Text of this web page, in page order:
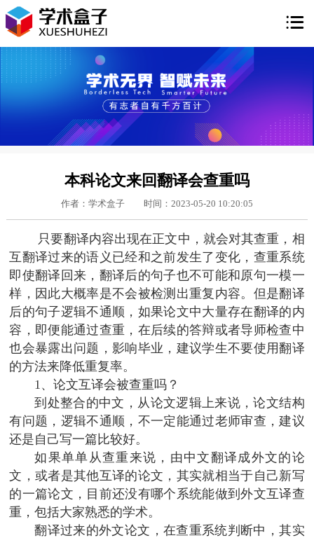

本科论文来回翻译会查重吗
作者：学术盒子 时间：2023-05-20 10:20:05
只要翻译内容出现在正文中，就会对其查重，相
互翻译过来的语义已经和之前发生了变化，查重系统
即使翻译回来，翻译后的句子也不可能和原句一模一
样，因此大概率是不会被检测出重复内容。但是翻译
后的句子逻辑不通顺，如果论文中大量存在翻译的内
容，即便能通过查重，在后续的答辩或者导师检查中
也会暴露出问题，影响毕业，建议学生不要使用翻译
的方法来降低重复率。
1、论文互译会被查重吗？
到处整合的中文，从论文逻辑上来说，论文结构
有问题，逻辑不通顺，不一定能通过老师审查，建议
还是自己写一篇比较好。
如果单单从查重来说，由中文翻译成外文的论
文，或者是其他互译的论文，其实就相当于自己新写
的一篇论文，目前还没有哪个系统能做到外文互译查
重，包括大家熟悉的学术。
翻译过来的外文论文，在查重系统判断中，其实